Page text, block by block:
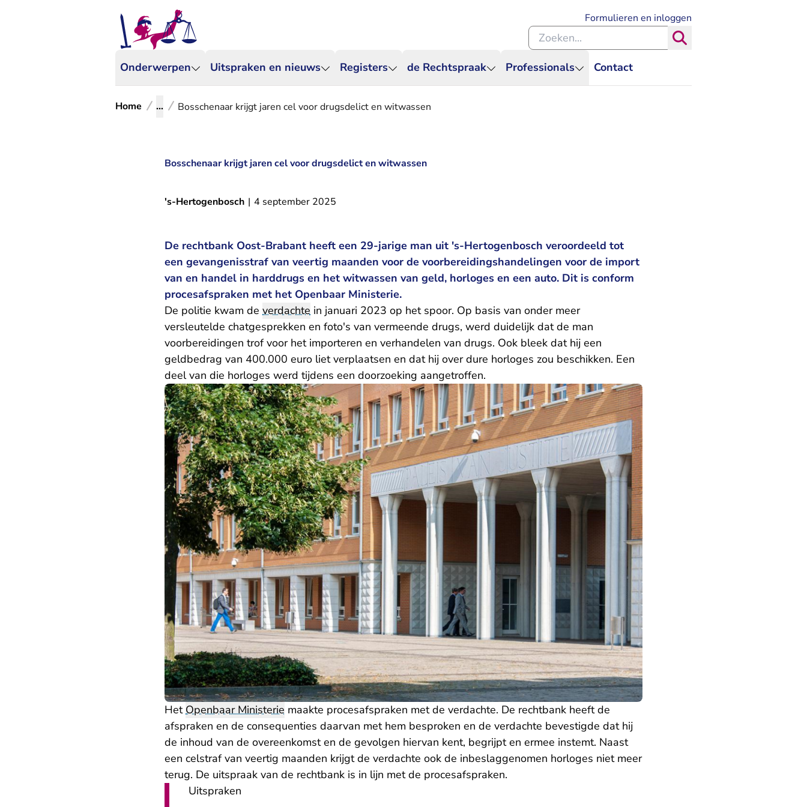
Onderwerpen Uitspraken en nieuws Registers de Rechtspraak Professionals Contact
Formulieren en inloggen
Zoeken binnen de Rechtspraak
Home ... Bosschenaar krijgt jaren cel voor drugsdelict en witwassen
Bosschenaar krijgt jaren cel voor drugsdelict en witwassen
's-Hertogenbosch | 4 september 2025
De rechtbank Oost-Brabant heeft een 29-jarige man uit 's-Hertogenbosch veroordeeld tot
een gevangenisstraf van veertig maanden voor de voorbereidingshandelingen voor de import
van en handel in harddrugs en het witwassen van geld, horloges en een auto. Dit is conform
procesafspraken met het Openbaar Ministerie.
De politie kwam de verdachte in januari 2023 op het spoor. Op basis van onder meer
versleutelde chatgesprekken en foto's van vermeende drugs, werd duidelijk dat de man
voorbereidingen trof voor het importeren en verhandelen van drugs. Ook bleek dat hij een
geldbedrag van 400.000 euro liet verplaatsen en dat hij over dure horloges zou beschikken. Een
deel van die horloges werd tijdens een doorzoeking aangetroffen.
HetOpenbaar Ministerie maakte procesafspraken met de verdachte. De rechtbank heeft de
afspraken en de consequenties daarvan met hem besproken en de verdachte bevestigde dat hij
de inhoud van de overeenkomst en de gevolgen hiervan kent, begrijpt en ermee instemt. Naast
een celstraf van veertig maanden krijgt de verdachte ook de inbeslaggenomen horloges niet meer
terug. De uitspraak van de rechtbank is in lijn met de procesafspraken.
Uitspraken